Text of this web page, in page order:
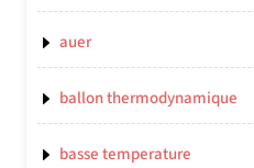
auer
ballon thermodynamique
basse temperature